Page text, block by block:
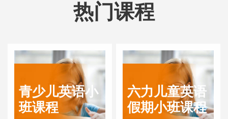
热门课程
青少儿英语小
班课程
六力儿童英语
假期小班课程